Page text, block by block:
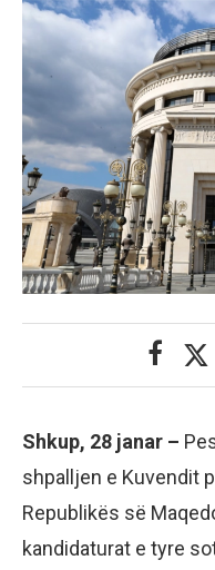
Shkup, 28 janar –
shpalljen e Kuvendit
Republikës së
kandidaturat e tyre